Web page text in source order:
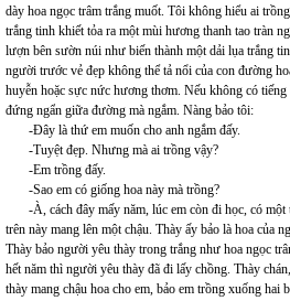
dày hoa ngọc trâm trắng muốt. Tôi không hiểu ai
trắng tinh khiết tỏa ra một mùi hương thanh tao tràn
lượn bên sườn núi như biến thành một dải lụa trắng
người trước vẻ đẹp không thể tả nổi của con đường
huyễn hoặc sực nức hương thơm. Nếu không có
đứng ngẩn giữa đường mà ngắm. Nàng bảo tôi:
-Đây là thứ em muốn cho anh ngắm đấy.
-Tuyệt đẹp. Nhưng mà ai trồng vậy?
-Em trồng đấy.
-Sao em có giống hoa này mà trồng?
-À, cách đây mấy năm, lúc em còn đi học, có một
trên này mang lên một chậu. Thày ấy bảo là hoa của
Thày bảo người yêu thày trong trắng như hoa ngọc
hết năm thì người yêu thày đã đi lấy chồng. Thày
thày mang chậu hoa cho em, bảo em trồng xuống